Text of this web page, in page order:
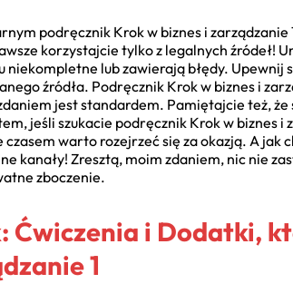
podręcznik Krok w biznes i
korzystajcie tylko z legalnych źródeł!
lub zawierają błędy. Upewnij
źródła. Podręcznik Krok w biznes i
jest standardem. Pamiętajcie też,
jeśli szukacie podręcznik Krok w biznes
warto rozejrzeć się za okazją. A jak
kanały! Zresztą, moim zdaniem, nic nie
zboczenie.
Ćwiczenia i Dodatki,
1